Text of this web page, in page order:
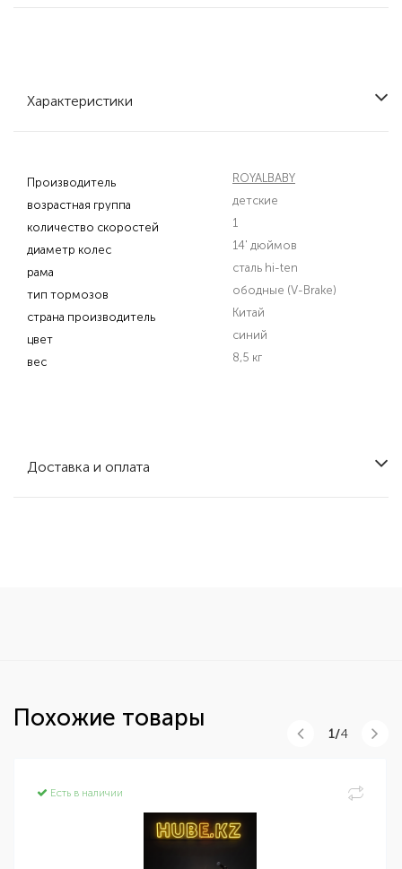
Характеристики
Производитель
ROYALBABY
возрастная группа
детские
количество скоростей
1
диаметр колес
14' дюймов
рама
сталь hi-ten
тип тормозов
ободные (V-Brake)
страна производитель
Китай
цвет
синий
вес
8,5 кг
Доставка и оплата
Похожие товары
Есть в наличии
1/4